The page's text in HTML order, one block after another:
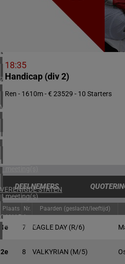
NOORWEGEN
2 meeting(s)
ZUID-AFRIKA
1 meeting(s)
VERENIGD KONINKRIJK
3 meeting(s)
IERLAND
2 meeting(s)
URUGUAY
1 meeting(s)
VERENIGDE STATEN
4 meeting(s)
CANADA
1 meeting(s)
18:35
Handicap (div 2)
Ren - 1610m - € 23529 - 10 Starters
DEELNEMERS
Plaats Nr. Paarden (geslacht/leeftijd)
1e 7 EAGLE DAY (R/6)
2e 8 VALKYRIAN (M/5)